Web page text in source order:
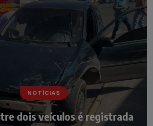
NOTÍCIAS
dois veículos é registrada
NOTÍCIAS
de 7 e 14 anos morrem
na BR-470 em Pouso